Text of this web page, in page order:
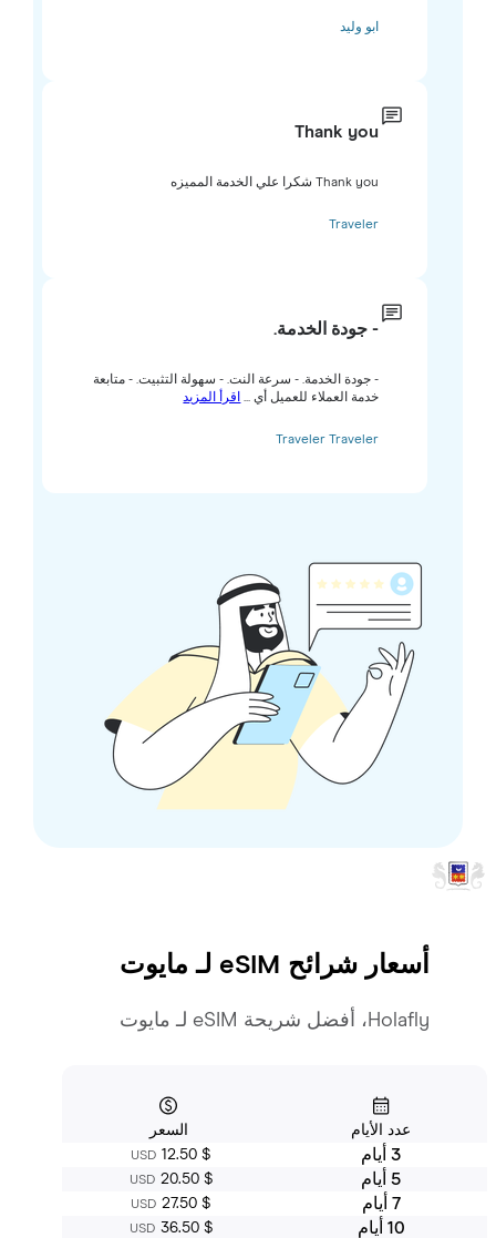
Thank you
Thank you شكرا علي الخدمة المميزه
Traveler
- جودة الخدمة.
- جودة الخدمة. - سرعة النت. - سهولة التثبيت. - متابعة
خدمة العملاء للعميل أي ...اقرأ المزيد
Traveler Traveler
أسعار شرائح eSIM لـ مايوت
Holafly، أفضل شريحة eSIM لـ مايوت
عدد الأيام
USD
USD
USD
USD